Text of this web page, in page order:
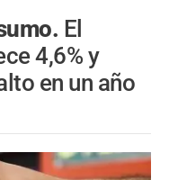
El
4,6% y
en un año